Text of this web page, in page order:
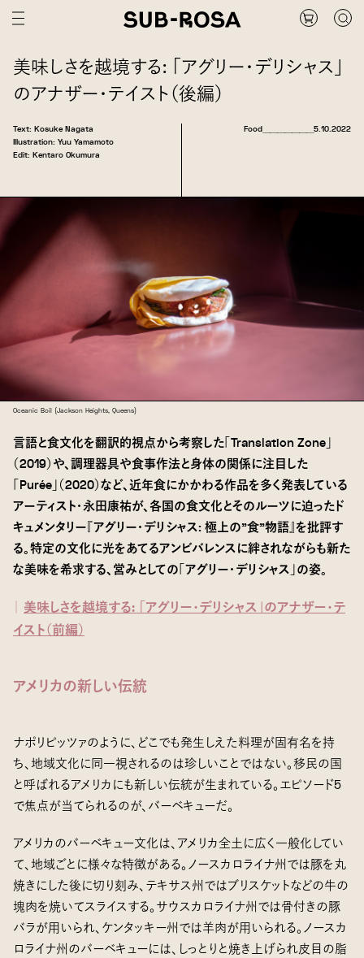
美味しさを越境する: 「アグリー・デリシャス」
のアナザー・テイスト（後編）
Text: Kosuke Nagata
Illustration: Yuu Yamamoto
Edit: Kentaro Okumura
Food 5.10.2022
Oceanic Boil (Jackson Heights, Queens)
言語と食文化を翻訳的視点から考察した「Translation Zone」
（2019）や、調理器具や食事作法と身体の関係に注目した
「Purée」（2020）など、近年食にかかわる作品を多く発表している
アーティスト・永田康祐が、各国の食文化とそのルーツに迫ったド
キュメンタリー『アグリー・デリシャス: 極上の”食”物語』を批評す
る。特定の文化に光をあてるアンビバレンスに絆されながらも新た
な美味を希求する、営みとしての「アグリー・デリシャス」の姿。
美味しさを越境する: 「アグリー・デリシャス」のアナザー・テ
イスト（前編）
アメリカの新しい伝統
ナポリピッツァのように、どこでも発生しえた料理が固有名を持
ち、地域文化に同一視されるのは珍しいことではない。移民の国
と呼ばれるアメリカにも新しい伝統が生まれている。エピソード5
で焦点が当てられるのが、バーベキューだ。
アメリカのバーベキュー文化は、アメリカ全土に広く一般化してい
て、地域ごとに様々な特徴がある。ノースカロライナ州では豚を丸
焼きにした後に切り刻み、テキサス州ではブリスケットなどの牛の
塊肉を焼いてスライスする。サウスカロライナ州では骨付きの豚
バラが用いられ、ケンタッキー州では羊肉が用いられる。ノースカ
ロライナ州のバーベキューには、しっとりと焼き上げられ皮目の脂